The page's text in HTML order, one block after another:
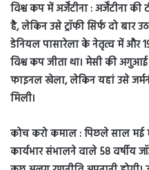
विश्व कप में अर्जेंटीना : अर्जेंटीना
है, लेकिन उसे ट्रॉफी सिर्फ दो बार
डेनियल पासारेला के नेतृत्व में और
विश्व कप जीता था। मेसी की
फाइनल खेला, लेकिन यहां उसे
मिली।
कोच करो कमाल : पिछले साल मई
कार्यभार संभालने वाले 58 वर्षीय